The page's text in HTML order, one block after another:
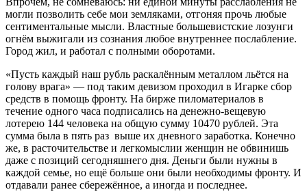
могли позволить себе мои земляками, отгоняя прочь любые
сентиментальные мысли. Властные большевистские лозунги
огнём выжигали из сознания любое внутреннее послабление.
Город жил, и работал с полными оборотами.
«Пусть каждый наш рубль раскалённым металлом льётся на
голову врага» — под таким девизом проходил в Игарке сбор
средств в помощь фронту. На бирже пиломатериалов в
течение одного часа подписались на денежно-вещевую
лотерею 144 человека на общую сумму 10470 рублей. Эта
сумма была в пять раз выше их дневного заработка. Конечно
же, в расточительстве и легкомыслии женщин не обвинишь
даже с позиций сегодняшнего дня. Деньги были нужны в
каждой семье, но ещё больше они были необходимы фронту. И
отдавали ранее сбережённое, а иногда и последнее.